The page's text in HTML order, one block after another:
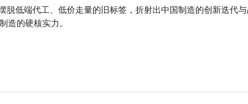
脱低端代工、低价走量的旧标签，折射出中国制造的创新迭代
造的硬核实力。